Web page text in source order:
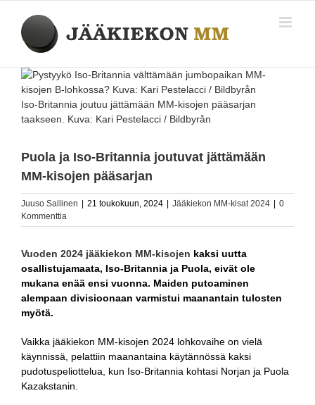
content
Katso
kuvaa
isompana
Iso-Britannia joutuu jättämään MM-kisojen pääsarjan
taakseen. Kuva: Kari Pestelacci / Bildbyrån
Puola ja Iso-Britannia joutuvat jättämään
MM-kisojen pääsarjan
Juuso Sallinen 21 toukokuun, 2024 Jääkiekon MM-kisat 2024
0
Kommenttia
Vuoden 2024 jääkiekon MM-kisojen kaksi uutta
osallistujamaata, Iso-Britannia ja Puola, eivät ole
mukana enää ensi vuonna. Maiden putoaminen
alempaan divisioonaan varmistui maanantain tulosten
myötä.
Vaikka jääkiekon MM-kisojen 2024 lohkovaihe on vielä
käynnissä, pelattiin maanantaina käytännössä kaksi
pudotuspeliottelua, kun Iso-Britannia kohtasi Norjan ja Puola
Kazakstanin.